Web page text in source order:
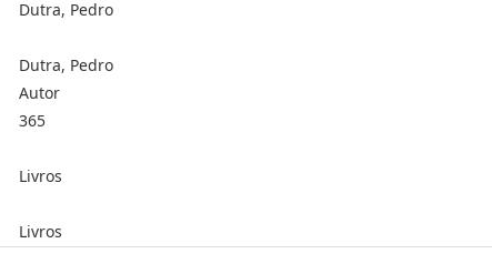
Dutra, Pedro
Dutra, Pedro
Autor
365
Livros
Livros